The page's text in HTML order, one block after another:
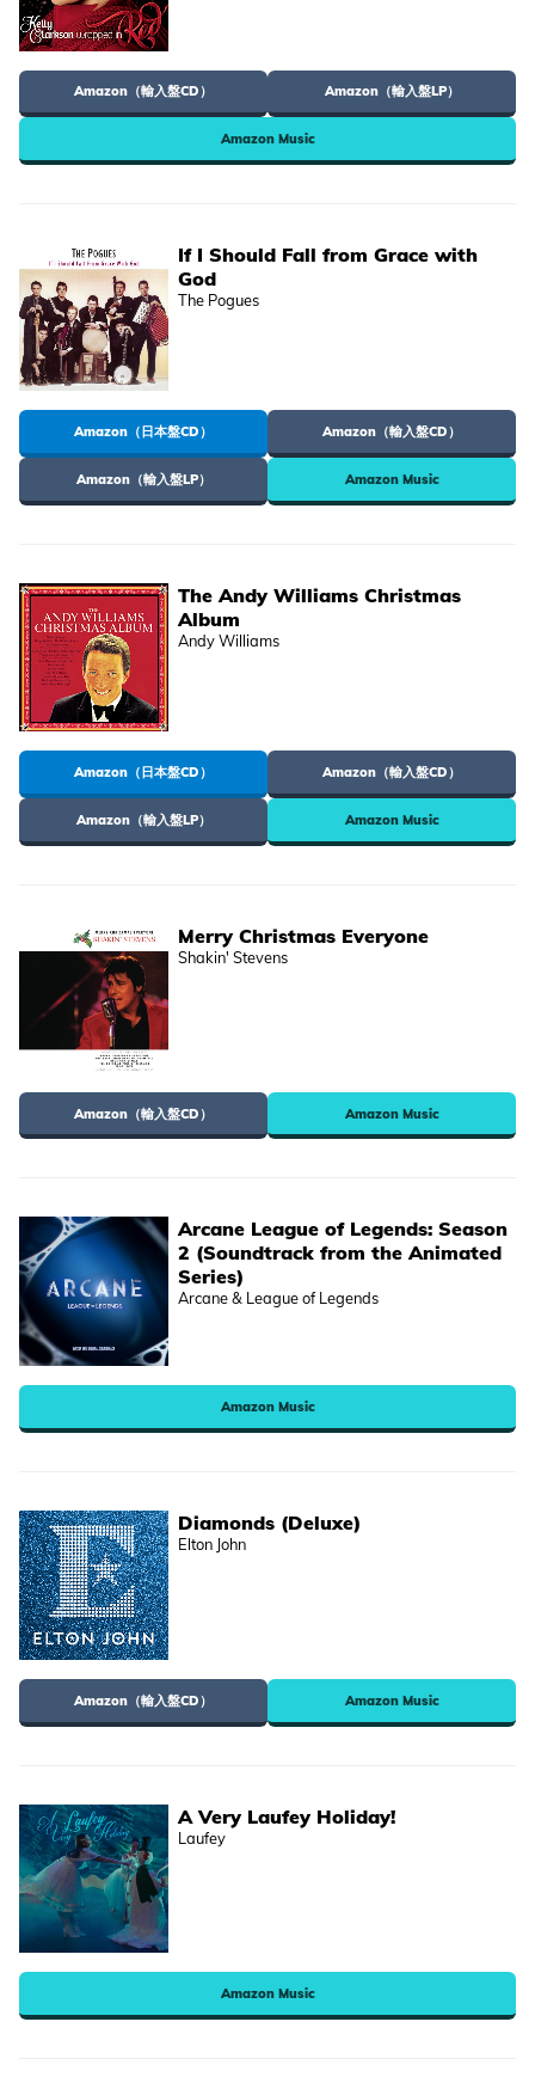
Amazon（輸入盤CD） Amazon（輸入盤LP）
Amazon Music
If I Should Fall from Grace with
God
The Pogues
Amazon（日本盤CD） Amazon（輸入盤CD）
Amazon（輸入盤LP） Amazon Music
The Andy Williams Christmas
Album
Andy Williams
Amazon（日本盤CD） Amazon（輸入盤CD）
Amazon（輸入盤LP） Amazon Music
Merry Christmas Everyone
Shakin' Stevens
Amazon（輸入盤CD） Amazon Music
Arcane League of Legends: Season
2 (Soundtrack from the Animated
Series)
Arcane & League of Legends
Amazon Music
Diamonds (Deluxe)
Elton John
Amazon（輸入盤CD） Amazon Music
A Very Laufey Holiday!
Laufey
Amazon Music